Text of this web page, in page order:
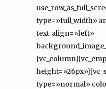
type=»full_width»
text_align=»left»
type=»normal»